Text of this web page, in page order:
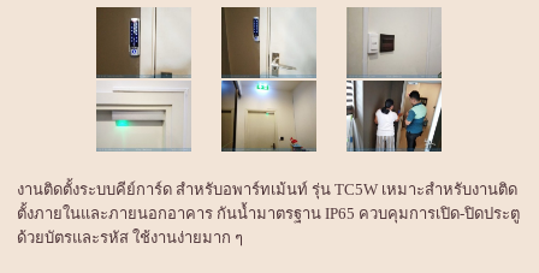
งานติดตั้งระบบคีย์การ์ด สำหรับอพาร์ทเม้นท์ รุ่น TC5W เหมาะสำหรับงานติด
ตั้งภายในและภายนอกอาคาร กันน้ำมาตรฐาน IP65 ควบคุมการเปิด-ปิดประตู
ด้วยบัตรและรหัส ใช้งานง่ายมาก ๆ